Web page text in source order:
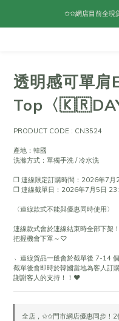
✩✩網店目前全現
透明感可單
Top〈
PRODUCT CODE : CN3524
產地：韓國
洗滌方式：單獨手洗 / 冷水洗
❐ 連線限定訂購時間：2026年7月
❐ 連線截單日：2026年7月5日
〈連線款式不能與優惠同時使用〉
連線款式會於連線結束時全部下架！
把握機會下單～♡
﹆連線貨品一般會於截單後 7-14
截單後會即時於韓國當地為客人訂
謝謝客人的支持！！❤
全店，✩✩門市網店優惠同步！